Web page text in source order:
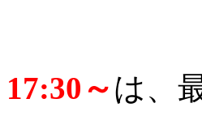
17:30～は、